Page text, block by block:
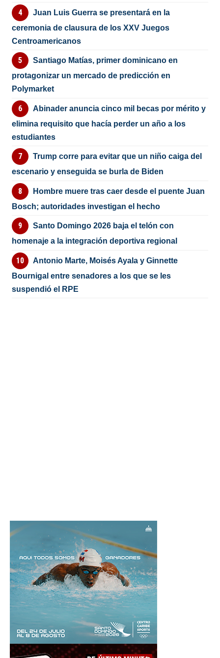
Juan Luis Guerra se presentará en la
ceremonia de clausura de los XXV Juegos
Centroamericanos
Santiago Matías, primer dominicano en
protagonizar un mercado de predicción en
Polymarket
Abinader anuncia cinco mil becas por mérito y
elimina requisito que hacía perder un año a los
estudiantes
Trump corre para evitar que un niño caiga del
escenario y enseguida se burla de Biden
Hombre muere tras caer desde el puente Juan
Bosch; autoridades investigan el hecho
Santo Domingo 2026 baja el telón con
homenaje a la integración deportiva regional
Antonio Marte, Moisés Ayala y Ginnette
Bournigal entre senadores a los que se les
suspendió el RPE